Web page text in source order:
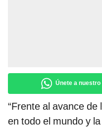
Únete a
“Frente al avance de
en todo el mundo y